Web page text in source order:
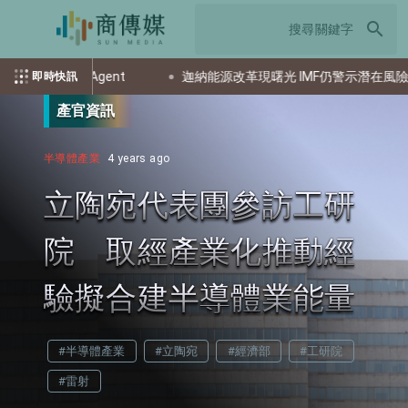
search
即時快訊
發 Agent 迦納能源改革現曙光 IMF仍警示潛在風險
產官資訊
半導體產業 4 years ago
立陶宛代表團參訪工研
院 取經產業化推動經
驗擬合建半導體業能量
#半導體產業 #立陶宛 #經濟部 #工研院
#雷射